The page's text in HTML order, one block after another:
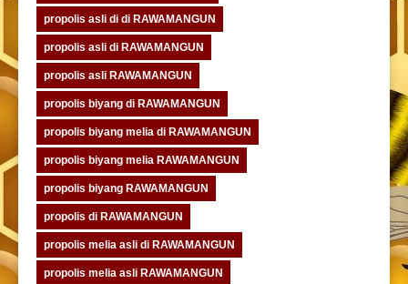
propolis asli di di RAWAMANGUN
propolis asli di RAWAMANGUN
propolis asli RAWAMANGUN
propolis biyang di RAWAMANGUN
propolis biyang melia di RAWAMANGUN
propolis biyang melia RAWAMANGUN
propolis biyang RAWAMANGUN
propolis di RAWAMANGUN
propolis melia asli di RAWAMANGUN
propolis melia asli RAWAMANGUN